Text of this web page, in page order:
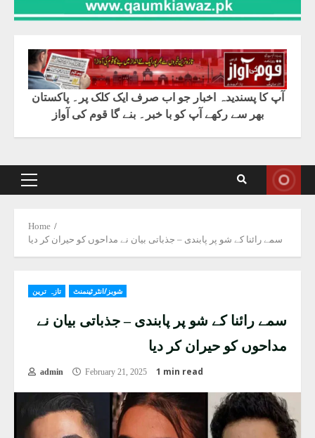
آپ کا پسندیدہ اخبار جو اب صرف ایک کلک پر۔ پاکستان
بھر سے رکھے آپ کو با خبر۔ بنے گا قوم کی آواز
Primary
Home
سمے رائنا کے شو پر پابندی – جذباتی بیان نے مداحوں کو حیران کر دیا
تازہ ترین شوبز/انٹرٹینمنٹ
سمے رائنا کے شو پر پابندی – جذباتی بیان نے
مداحوں کو حیران کر دیا
admin February 21, 2025 1 min read